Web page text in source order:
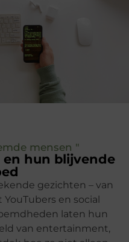
mensen "
en hun blijvende
gezichten – van
en social
laten hun
van entertainment,